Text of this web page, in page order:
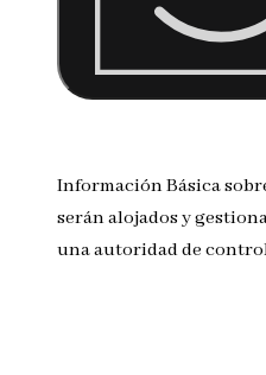
Información Básica
serán alojados y
una autoridad de